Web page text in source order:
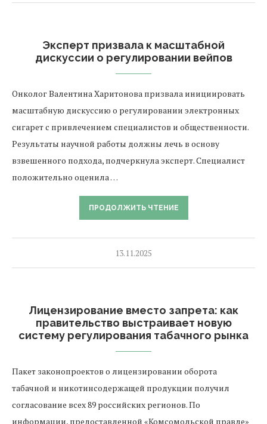
Эксперт призвала к масштабной
дискуссии о регулировании вейпов
Онколог Валентина Харитонова призвала инициировать
масштабную дискуссию о регулировании электронных
сигарет с привлечением специалистов и общественности.
Результаты научной работы должны лечь в основу
взвешенного подхода, подчеркнула эксперт. Специалист
положительно оценила …
ПРОДОЛЖИТЬ ЧТЕНИЕ
13.11.2025
Лицензирование вместо запрета: как
правительство выстраивает новую
систему регулирования табачного рынка
Пакет законопроектов о лицензировании оборота
табачной и никотинсодержащей продукции получил
согласование всех 89 российских регионов. По
информации, предоставленной «Комсомольской правде»